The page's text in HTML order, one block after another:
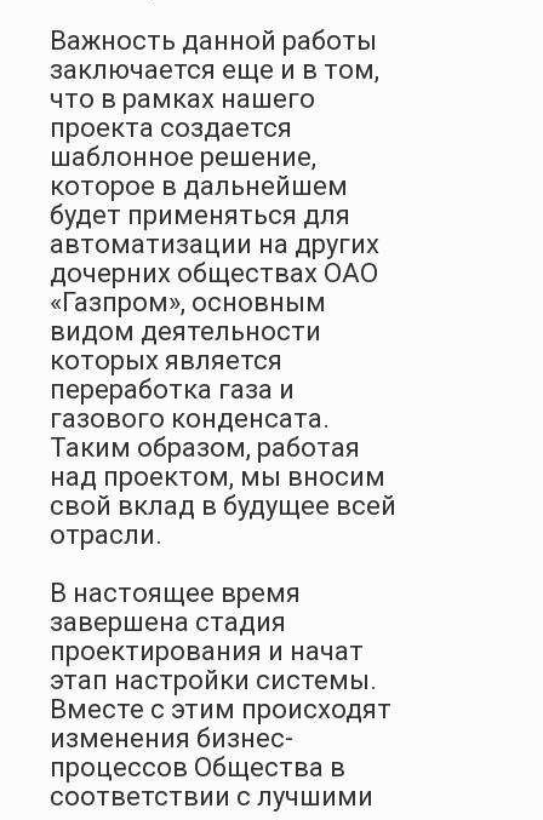
Важность данной работы
заключается еще и в том,
что в рамках нашего
проекта создается
шаблонное решение,
которое в дальнейшем
будет применяться для
автоматизации на других
дочерних обществах ОАО
«Газпром», основным
видом деятельности
которых является
переработка газа и
газового конденсата.
Таким образом, работая
над проектом, мы вносим
свой вклад в будущее всей
отрасли.
В настоящее время
завершена стадия
проектирования и начат
этап настройки системы.
Вместе с этим происходят
изменения бизнес-
процессов Общества в
соответствии с лучшими